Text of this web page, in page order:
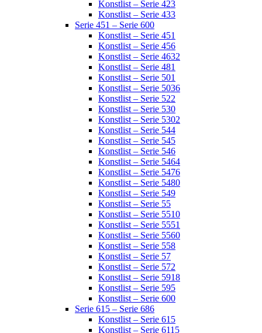
Konstlist – Serie 423
Konstlist – Serie 433
Serie 451 – Serie 600
Konstlist – Serie 451
Konstlist – Serie 456
Konstlist – Serie 4632
Konstlist – Serie 481
Konstlist – Serie 501
Konstlist – Serie 5036
Konstlist – Serie 522
Konstlist – Serie 530
Konstlist – Serie 5302
Konstlist – Serie 544
Konstlist – Serie 545
Konstlist – Serie 546
Konstlist – Serie 5464
Konstlist – Serie 5476
Konstlist – Serie 5480
Konstlist – Serie 549
Konstlist – Serie 55
Konstlist – Serie 5510
Konstlist – Serie 5551
Konstlist – Serie 5560
Konstlist – Serie 558
Konstlist – Serie 57
Konstlist – Serie 572
Konstlist – Serie 5918
Konstlist – Serie 595
Konstlist – Serie 600
Serie 615 – Serie 686
Konstlist – Serie 615
Konstlist – Serie 6115